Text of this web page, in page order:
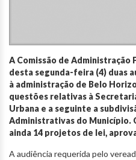
A Comissão de Administração
desta segunda-feira (4) duas
à administração de Belo
questões relativas à
Urbana e a seguinte a
Administrativas do Município.
ainda 14 projetos de lei,
A audiência requerida pelo